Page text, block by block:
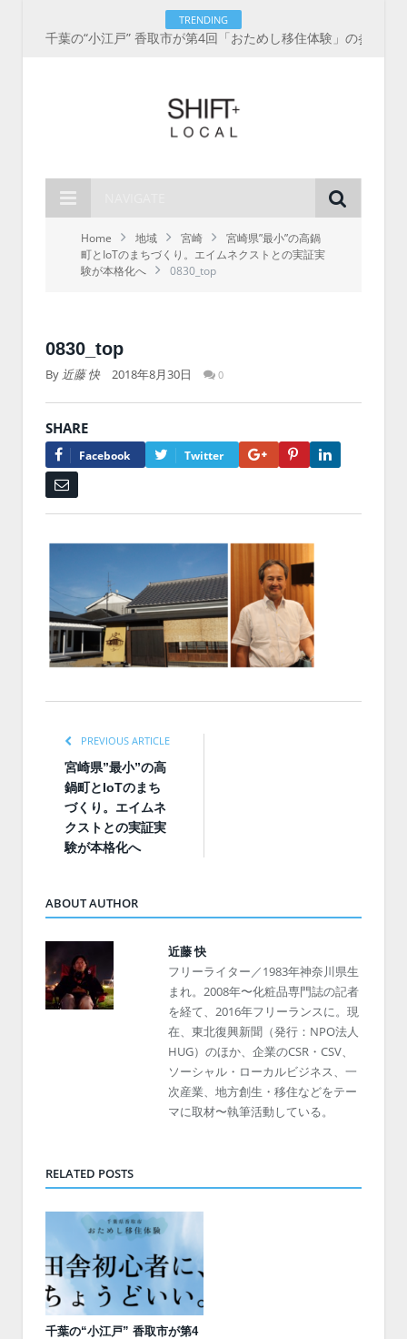
TRENDING
Home 地域 宮崎
宮崎県”最小”の高鍋
町とIoTのまちづくり。エイムネクストとの実証実
験が本格化へ
0830_top
0830_top
By 近藤 快 2018年8月30日 0
SHARE
Facebook Twitter Google+Pinterest
PREVIOUS ARTICLE
宮崎県”最小”の高
鍋町とIoTのまち
づくり。エイムネ
クストとの実証実
験が本格化へ
ABOUT AUTHOR
近藤 快
フリーライター／1983年神奈川県生
まれ。2008年〜化粧品専門誌の記者
を経て、2016年フリーランスに。現
在、東北復興新聞（発行：NPO法人
HUG）のほか、企業のCSR・CSV、
ソーシャル・ローカルビジネス、一
次産業、地方創生・移住などをテー
マに取材〜執筆活動している。
RELATED POSTS
千葉の“小江戸” 香取市が第4